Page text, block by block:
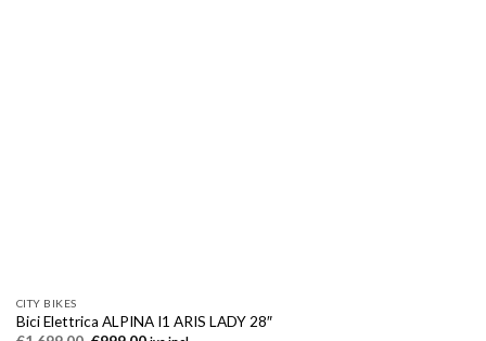
CITY BIKES
Bici Elettrica ALPINA I1 ARIS LADY 28″